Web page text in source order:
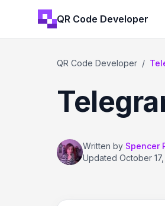
QR Code Developer
QR Code Developer /
Written by Spencer
Updated October